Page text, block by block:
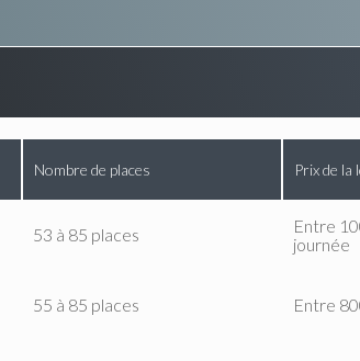
Nombre de places Prix de
53 à 85 places
Entre
journée
55 à 85 places Entre